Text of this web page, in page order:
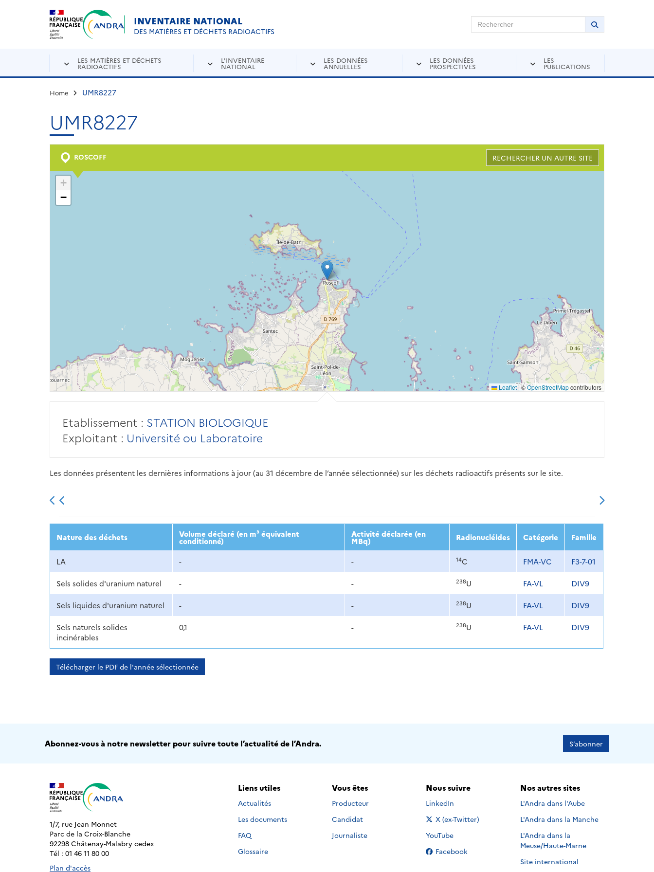
Aller au contenu principal
INVENTAIRE NATIONAL
DES MATIÈRES ET DÉCHETS RADIOACTIFS
Rechercher sur Andra Inventaire Rechercher
Lancer la
LES MATIÈRES ET DÉCHETS
RADIOACTIFS
L'INVENTAIRE
NATIONAL
LES DONNÉES
ANNUELLES
LES DONNÉES
PROSPECTIVES
LES
PUBLICATIONS
Home UMR8227
UMR8227
ROSCOFF RECHERCHER UN AUTRE SITE
+
−
Leaflet|©OpenStreetMapcontributors
Etablissement : STATION BIOLOGIQUE
Exploitant : Université ou Laboratoire
Les données présentent les dernières informations à jour (au 31 décembre de l’année sélectionnée) sur les déchets radioactifs présents sur le site.
2013 2014 2015 2016 2017 2018 2019 2020 2021 2022 2023
Nature des déchets Volume déclaré (en m³ équivalent
conditionné)
Activité déclarée (en
MBq) Radionucléides Catégorie Famille
LA - - 14C FMA-VC F3-7-01
Sels solides d'uranium naturel - - 238U FA-VL DIV9
Sels liquides d'uranium naturel - - 238U FA-VL DIV9
Sels naturels solides
incinérables
0,1 - 238U FA-VL DIV9
Télécharger le PDF de l'année sélectionnée
Abonnez-vous à notre newsletter pour suivre toute l’actualité de l’Andra. S’abonner
1/7, rue Jean Monnet
Parc de la Croix-Blanche
92298 Châtenay-Malabry cedex
Tél : 01 46 11 80 00
Plan d'accès
Liens utiles
Actualités
Les documents
FAQ
Glossaire
Vous êtes
Producteur
Candidat
Journaliste
Nous suivre
Nous suivre sur
LinkedIn
Nous suivre sur
X (ex-Twitter)
Nous suivre sur
YouTube
Nous suivre sur
Facebook
Nos autres sites
L'Andra dans l'Aube
L'Andra dans la Manche
L'Andra dans la
Meuse/Haute-Marne
Site international